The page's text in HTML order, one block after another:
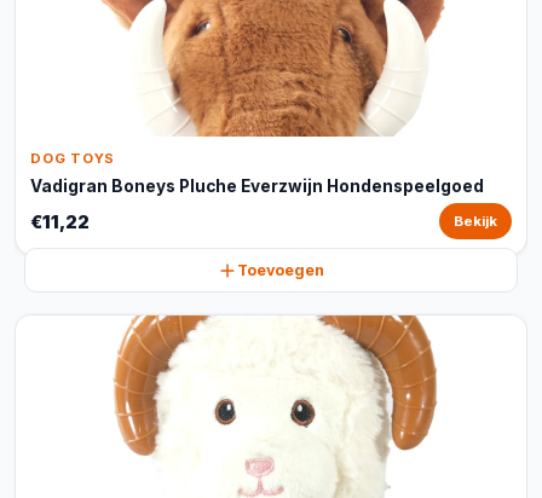
DOG TOYS
Vadigran Boneys Pluche Everzwijn Hondenspeelgoed
€11,22 Bekijk
Toevoegen